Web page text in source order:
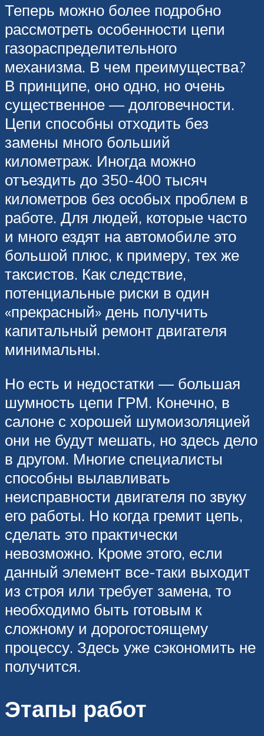
Теперь можно более подробно
рассмотреть особенности цепи
газораспределительного
механизма. В чем преимущества?
В принципе, оно одно, но очень
существенное — долговечности.
Цепи способны отходить без
замены много больший
километраж. Иногда можно
отъездить до 350-400 тысяч
километров без особых проблем в
работе. Для людей, которые часто
и много ездят на автомобиле это
большой плюс, к примеру, тех же
таксистов. Как следствие,
потенциальные риски в один
«прекрасный» день получить
капитальный ремонт двигателя
минимальны.
Но есть и недостатки — большая
шумность цепи ГРМ. Конечно, в
салоне с хорошей шумоизоляцией
они не будут мешать, но здесь дело
в другом. Многие специалисты
способны вылавливать
неисправности двигателя по звуку
его работы. Но когда гремит цепь,
сделать это практически
невозможно. Кроме этого, если
данный элемент все-таки выходит
из строя или требует замена, то
необходимо быть готовым к
сложному и дорогостоящему
процессу. Здесь уже сэкономить не
получится.
Этапы работ